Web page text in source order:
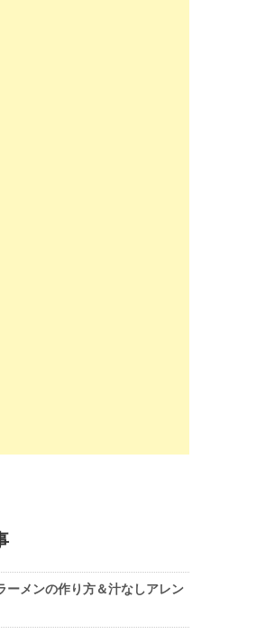
ーメンの作り方＆汁なしアレン